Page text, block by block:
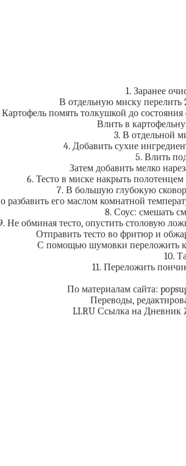
1. Заранее
В отдельную миску перелить
Картофель помять толкушкой до
Влить в
3. В отдельной
4. Добавить сухие
5. Влить
Затем добавить мелко
6. Тесто в миске накрыть
7. В большую глубокую
разбавить его маслом комнатной
8. Соус: смешать
Не обминая тесто, опустить столовую
Отправить тесто во фритюр и
С помощью шумовки переложить
10.
11. Переложить
По материалам сайта:
Переводы,
LI.RU Ссылка на Дневник